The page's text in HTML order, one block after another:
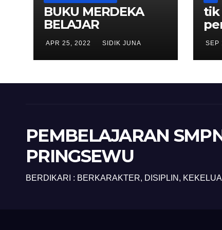
BUKU MERDEKA
BELAJAR
APR 25, 2022 SIDIK JUNA
tik
SEP
PEMBELAJARAN
PRINGSEWU
BERDIKARI : BERKARAKTER, DISIPLIN,